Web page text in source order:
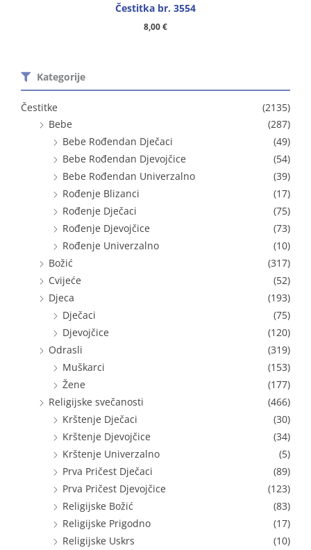
Kategorije
Čestitke
(2135)
Bebe
(287)
Bebe Rođendan Dječaci
(49)
Bebe Rođendan Djevojčice
(54)
Bebe Rođendan Univerzalno
(39)
Rođenje Blizanci
(17)
Rođenje Dječaci
(75)
Rođenje Djevojčice
(73)
Rođenje Univerzalno
(10)
Božić
(317)
Cvijeće
(52)
Djeca
(193)
Dječaci
(75)
Djevojčice
(120)
Odrasli
(319)
Muškarci
(153)
Žene
(177)
Religijske svečanosti
(466)
Krštenje Dječaci
(30)
Krštenje Djevojčice
(34)
Krštenje Univerzalno
(5)
Prva Pričest Dječaci
(89)
Prva Pričest Djevojčice
(123)
Religijske Božić
(83)
Religijske Prigodno
(17)
Religijske Uskrs
(10)
Čestitka br. 3554
8,00€